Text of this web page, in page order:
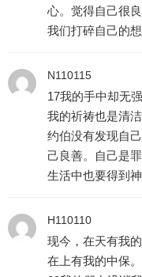
心。觉得自己很
我们打碎自己的
N110115
17我的手中却无强
我的祈祷也是清洁
约伯没有发现自
己良善。自己是
生活中也要得到
H110110
现今，在天有我的
在上有我的中保。